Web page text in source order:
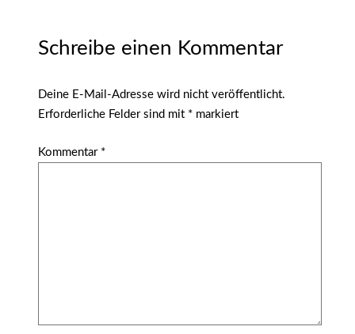
Schreibe einen Kommentar
Deine E-Mail-Adresse wird nicht veröffentlicht.
Erforderliche Felder sind mit * markiert
Kommentar *